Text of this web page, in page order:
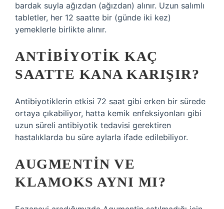
bardak suyla ağızdan (ağızdan) alınır. Uzun salımlı
tabletler, her 12 saatte bir (günde iki kez)
yemeklerle birlikte alınır.
ANTIBIYOTIK KAÇ
SAATTE KANA KARIŞIR?
Antibiyotiklerin etkisi 72 saat gibi erken bir sürede
ortaya çıkabiliyor, hatta kemik enfeksiyonları gibi
uzun süreli antibiyotik tedavisi gerektiren
hastalıklarda bu süre aylarla ifade edilebiliyor.
AUGMENTIN VE
KLAMOKS AYNI MI?